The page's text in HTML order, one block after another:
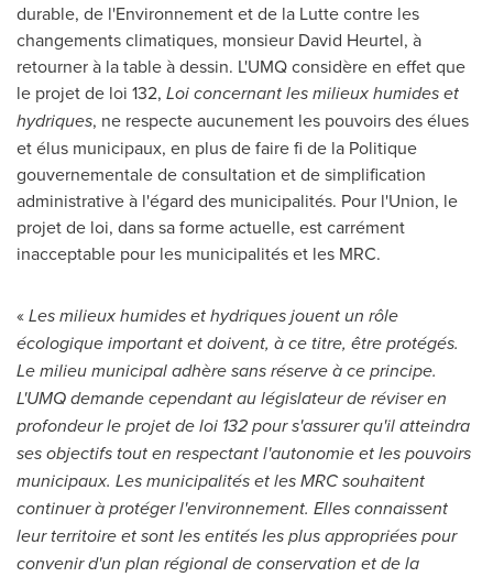
durable, de l'Environnement et de la Lutte contre les
changements climatiques, monsieur David Heurtel, à
retourner à la table à dessin. L'UMQ considère en effet que
le projet de loi 132, Loi concernant les milieux humides et
hydriques, ne respecte aucunement les pouvoirs des élues
et élus municipaux, en plus de faire fi de la Politique
gouvernementale de consultation et de simplification
administrative à l'égard des municipalités. Pour l'Union, le
projet de loi, dans sa forme actuelle, est carrément
inacceptable pour les municipalités et les MRC.
«Les milieux humides et hydriques jouent un rôle
écologique important et doivent, à ce titre, être protégés.
Le milieu municipal adhère sans réserve à ce principe.
L'UMQ demande cependant au législateur de réviser en
profondeur le projet de loi 132 pour s'assurer qu'il atteindra
ses objectifs tout en respectant l'autonomie et les pouvoirs
municipaux. Les municipalités et les MRC souhaitent
continuer à protéger l'environnement. Elles connaissent
leur territoire et sont les entités les plus appropriées pour
convenir d'un plan régional de conservation et de la